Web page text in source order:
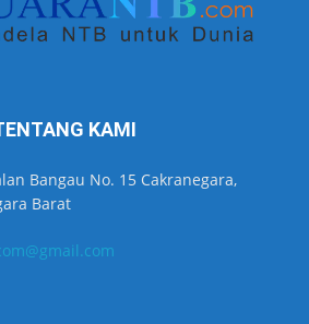
KAMI
Bangau No. 15 Cakranegara,
Barat